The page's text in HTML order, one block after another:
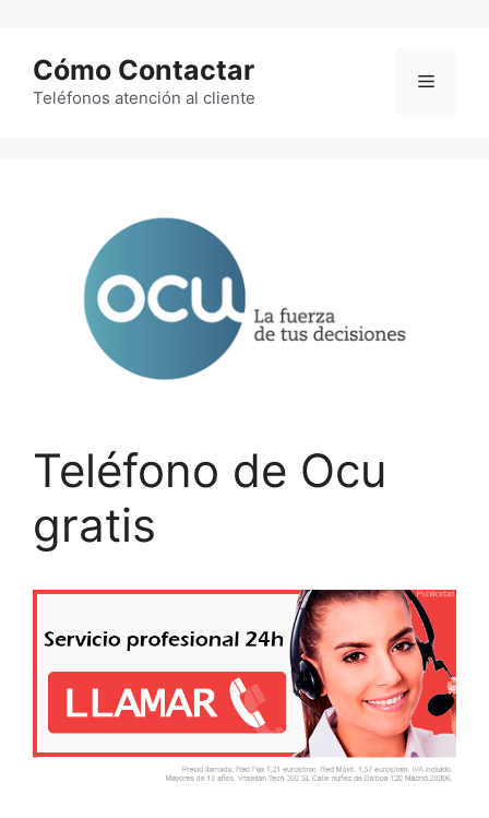
contenido
Cómo Contactar
Teléfonos atención al cliente
Menú
Teléfono de Ocu
gratis